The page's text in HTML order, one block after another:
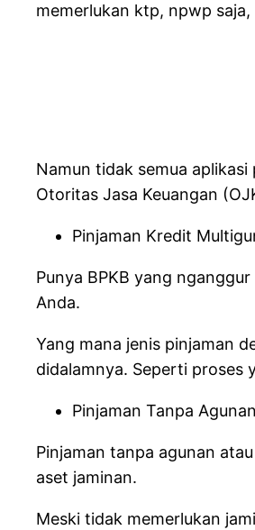
memerlukan ktp, npwp
Namun tidak semua
Otoritas Jasa Keuangan
Pinjaman Kredit
Punya BPKB yang
Anda.
Yang mana jenis pinjaman
didalamnya. Seperti proses
Pinjaman Tanpa Agunan
Pinjaman tanpa agunan
aset jaminan.
Meski tidak memerlukan